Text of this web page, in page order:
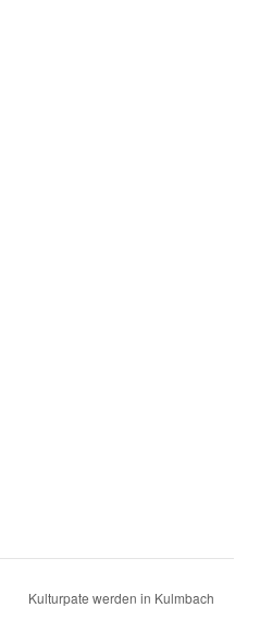
Kulturpate werden in Kulmbach